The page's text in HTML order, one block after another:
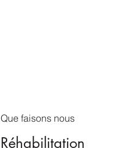
Que faisons nous
Réhabilitation